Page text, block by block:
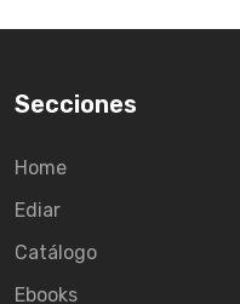
Secciones
Home
Ediar
Catálogo
Ebooks